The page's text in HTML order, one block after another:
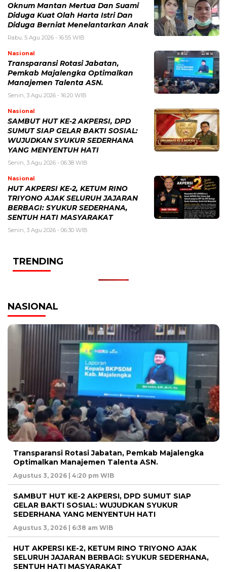
Oknum Mantan Mertua Dan Suami
Diduga Kuat Olah Harta Istri Dan
Diduga Berniat Menelantarkan Anak
Rabu, 5 Agu 2026 - 16:55 WIB
Nasional
Transparansi Rotasi Jabatan,
Pemkab Majalengka Optimalkan
Manajemen Talenta ASN.
Senin, 3 Agu 2026 - 16:20 WIB
Nasional
SAMBUT HUT KE-2 AKPERSI, DPD
SUMUT SIAP GELAR BAKTI SOSIAL:
WUJUDKAN SYUKUR SEDERHANA
YANG MENYENTUH HATI
Senin, 3 Agu 2026 - 06:38 WIB
Nasional
HUT AKPERSI KE-2, KETUM RINO
TRIYONO AJAK SELURUH JAJARAN
BERBAGI: SYUKUR SEDERHANA,
SENTUH HATI MASYARAKAT
Senin, 3 Agu 2026 - 06:30 WIB
TRENDING
NASIONAL
Transparansi Rotasi Jabatan, Pemkab Majalengka
Optimalkan Manajemen Talenta ASN.
Agustus 3, 2026 | 4:20 pm WIB
SAMBUT HUT KE-2 AKPERSI, DPD SUMUT SIAP
GELAR BAKTI SOSIAL: WUJUDKAN SYUKUR
SEDERHANA YANG MENYENTUH HATI
Agustus 3, 2026 | 6:38 am WIB
HUT AKPERSI KE-2, KETUM RINO TRIYONO AJAK
SELURUH JAJARAN BERBAGI: SYUKUR SEDERHANA,
SENTUH HATI MASYARAKAT